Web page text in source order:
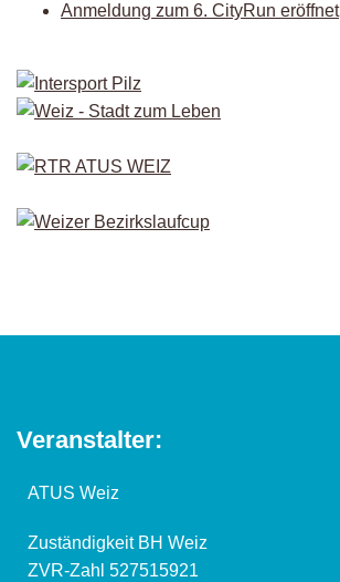
Anmeldung zum 6. CityRun eröffnet
Veranstalter:
ATUS Weiz
Zuständigkeit BH Weiz
ZVR-Zahl 527515921